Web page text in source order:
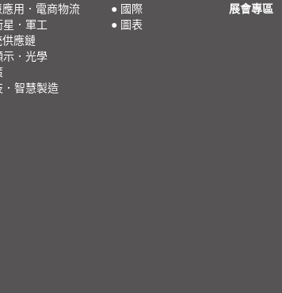
用．電商物流
．軍工
應鏈
示．光學
．智慧製造
● 國際
● 圖表
展會專區